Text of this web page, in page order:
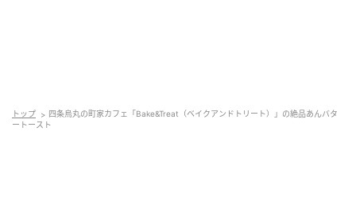
ンドです。
トップ
四条烏丸の町家カフェ「Bake&Treat（ベイクアンドトリート）」の絶品あんバタ
ートースト